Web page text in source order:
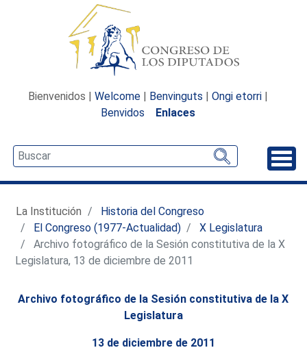
Bienvenidos | Welcome | Benvinguts | Ongi etorri |
Benvidos
Enlaces
La Institución
Historia del Congreso
El Congreso (1977-Actualidad)
X Legislatura
Archivo fotográfico de la Sesión constitutiva de la X
Legislatura, 13 de diciembre de 2011
Archivo fotográfico de la Sesión constitutiva de laX
Legislatura
13 de diciembre de 2011